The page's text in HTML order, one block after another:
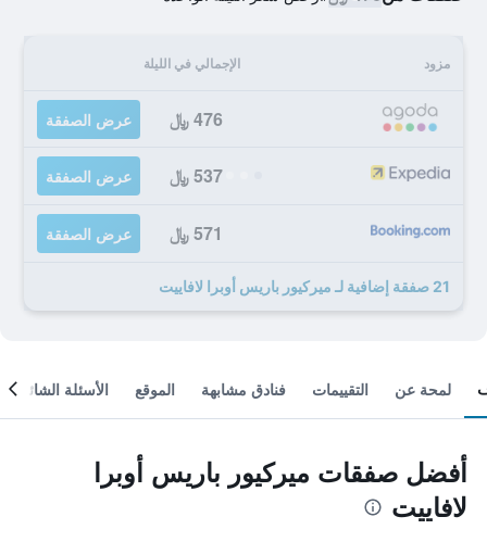
مزود الإجمالي في الليلة
476 ﷼ عرض الصفقة
537 ﷼ عرض الصفقة
571 ﷼ عرض الصفقة
21 صفقة إضافية لـ ميركيور باريس أوبرا لافاييت
لمحة عن التقييمات فنادق مشابهة الموقع الأسئلة الشائعة
أفضل صفقات ميركيور باريس أوبرا
لافاييت